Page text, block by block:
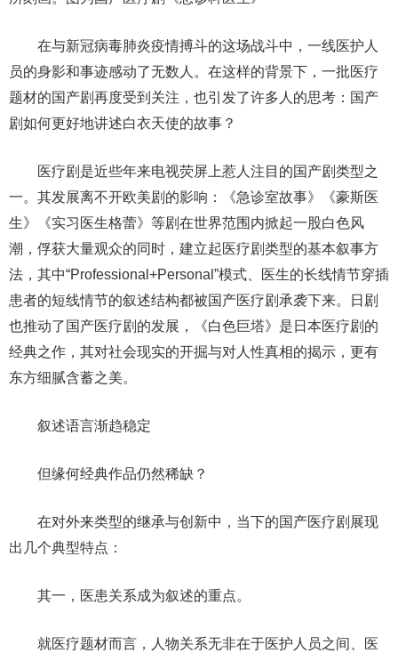
在与新冠病毒肺炎疫情搏斗的这场战斗中，一线医护人
员的身影和事迹感动了无数人。在这样的背景下，一批医疗
题材的国产剧再度受到关注，也引发了许多人的思考：国产
剧如何更好地讲述白衣天使的故事？
医疗剧是近些年来电视荧屏上惹人注目的国产剧类型之
一。其发展离不开欧美剧的影响：《急诊室故事》《豪斯医
生》《实习医生格蕾》等剧在世界范围内掀起一股白色风
潮，俘获大量观众的同时，建立起医疗剧类型的基本叙事方
法，其中“Professional+Personal”模式、医生的长线情节穿插
患者的短线情节的叙述结构都被国产医疗剧承袭下来。日剧
也推动了国产医疗剧的发展，《白色巨塔》是日本医疗剧的
经典之作，其对社会现实的开掘与对人性真相的揭示，更有
东方细腻含蓄之美。
叙述语言渐趋稳定
但缘何经典作品仍然稀缺？
在对外来类型的继承与创新中，当下的国产医疗剧展现
出几个典型特点：
其一，医患关系成为叙述的重点。
就医疗题材而言，人物关系无非在于医护人员之间、医